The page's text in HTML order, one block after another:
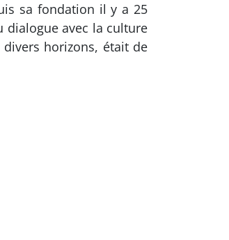
sa fondation il y a 25
dialogue avec la culture
horizons, était de